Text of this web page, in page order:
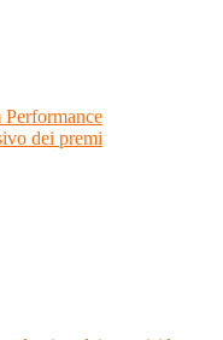
dei premi